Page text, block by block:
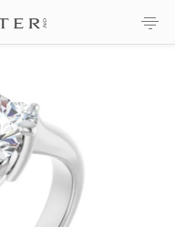
×
×